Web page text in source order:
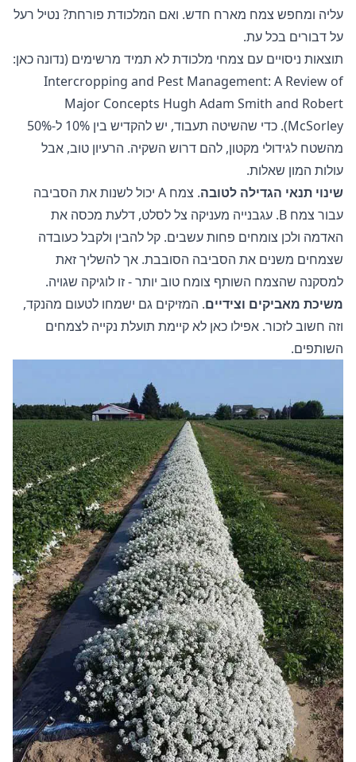
עליה ומחפש צמח מארח חדש. ואם המלכודת פורחת? נטיל רעל
על דבורים בכל עת.
תוצאות ניסויים עם צמחי מלכודת לא תמיד מרשימים (נדונה כאן:
Intercropping and Pest Management: A Review of
Major Concepts Hugh Adam Smith and Robert
McSorley). כדי שהשיטה תעבוד, יש להקדיש בין 10% ל-50%
מהשטח לגידולי מקטון, להם דרוש השקיה. הרעיון טוב, אבל
עולות המון שאלות.
שינוי תנאי הגדילה לטובה
. צמח A יכול לשנות את הסביבה
עבור צמח B. עגבנייה מעניקה צל לסלט, דלעת מכסה את
האדמה ולכן צומחים פחות עשבים. קל להבין ולקבל כעובדה
שצמחים משנים את הסביבה הסובבת. אך להשליך זאת
למסקנה שהצמח השותף צומח טוב יותר - זו לוגיקה שגויה.
משיכת מאביקים וצידיים. המזיקים גם ישמחו לטעום מהנקד,
וזה חשוב לזכור. אפילו כאן לא קיימת תועלת נקייה לצמחים
השותפים.